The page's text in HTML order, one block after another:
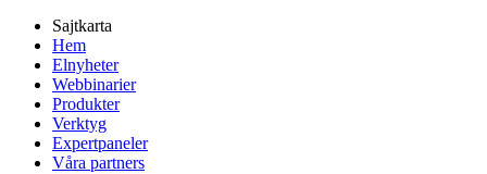
Sajtkarta
Hem
Elnyheter
Webbinarier
Produkter
Verktyg
Expertpaneler
Våra partners